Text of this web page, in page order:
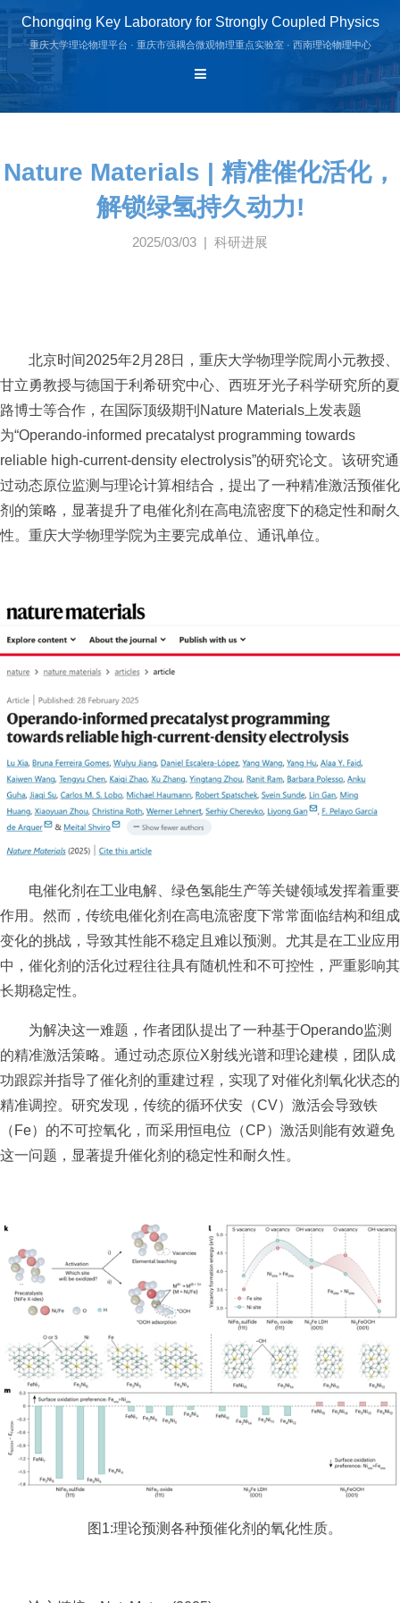
Chongqing Key Laboratory for Strongly Coupled Physics
重庆大学理论物理平台 · 重庆市强耦合微观物理重点实验室 · 西南理论物理中心
Nature Materials | 精准催化活化，
解锁绿氢持久动力!
2025/03/03 | 科研进展
北京时间2025年2 月 28日，重庆大学物理学院周小元教授、
甘立勇教授与德国于利希研究中心、西班牙光子科学研究所的夏
路博士等合作，在国际顶级期刊 Nature Materials 上发表题
为“Operando-informed precatalyst programming towards
reliable high-current-density electrolysis”的研究论文。该研究通
过动态原位监测与理论计算相结合，提出了一种精准激活预催化
剂的策略，显著提升了电催化剂在高电流密度下的稳定性和耐久
性。重庆大学物理学院为主要完成单位、通讯单位。
电催化剂在工业电解、绿色氢能生产等关键领域发挥着重要
作用。然而，传统电催化剂在高电流密度下常常面临结构和组成
变化的挑战，导致其性能不稳定且难以预测。尤其是在工业应用
中，催化剂的活化过程往往具有随机性和不可控性，严重影响其
长期稳定性。
为解决这一难题，作者团队提出了一种基于Operando监测
的精准激活策略。通过动态原位X射线光谱和理论建模，团队成
功跟踪并指导了催化剂的重建过程，实现了对催化剂氧化状态的
精准调控。研究发现，传统的循环伏安（CV）激活会导致铁
（ Fe）的不可控氧化，而采用恒电位（CP）激活则能有效避免
这一问题，显著提升催化剂的稳定性和耐久性。
图 1:理论预测各种预催化剂的氧化性质。